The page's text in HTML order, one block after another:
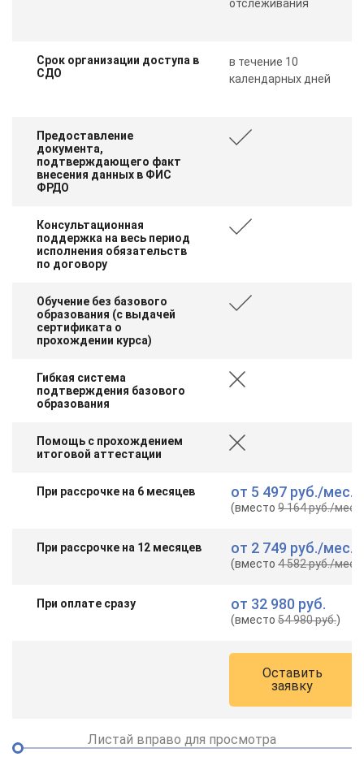
отслеживания
Срок организации доступа в
СДО
в течение 10
календарных дней
Предоставление
документа,
подтверждающего факт
внесения данных в ФИС
ФРДО
Консультационная
поддержка на весь период
исполнения обязательств
по договору
Обучение без базового
образования (с выдачей
сертификата о
прохождении курса)
Гибкая система
подтверждения базового
образования
Помощь с прохождением
итоговой аттестации
При рассрочке на 6 месяцев от 5 497 руб./мес.
(вместо9 164 руб./мес.
При рассрочке на 12 месяцев от 2 749 руб./мес.
(вместо4 582 руб./мес.
При оплате сразу от 32 980 руб.
(вместо54 980 руб.)
Оставить
заявку
Листай вправо для просмотра